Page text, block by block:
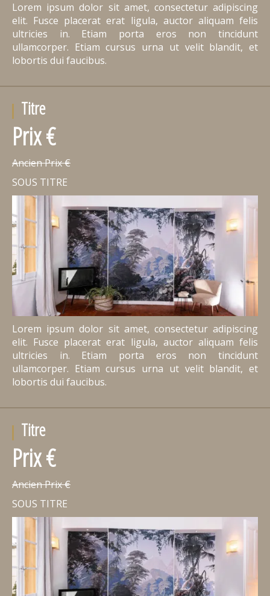
Lorem ipsum dolor sit amet, consectetur adipiscing
elit. Fusce placerat erat ligula, auctor aliquam felis
ultricies in. Etiam porta eros non tincidunt
ullamcorper. Etiam cursus urna ut velit blandit, et
lobortis dui faucibus.
Titre
Prix €
Ancien Prix €
SOUS TITRE
Lorem ipsum dolor sit amet, consectetur adipiscing
elit. Fusce placerat erat ligula, auctor aliquam felis
ultricies in. Etiam porta eros non tincidunt
ullamcorper. Etiam cursus urna ut velit blandit, et
lobortis dui faucibus.
Titre
Prix €
Ancien Prix €
SOUS TITRE